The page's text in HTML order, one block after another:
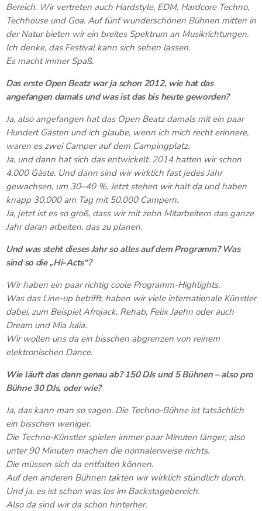
Bereich. Wir vertreten auch Hardstyle, EDM, Hardcore Techno,
Techhouse und Goa. Auf fünf wunderschönen Bühnen mitten in
der Natur bieten wir ein breites Spektrum an Musikrichtungen.
Ich denke, das Festival kann sich sehen lassen.
Es macht immer Spaß.
Das erste Open Beatz war ja schon 2012, wie hat das
angefangen damals und was ist das bis heute geworden?
Ja, also angefangen hat das Open Beatz damals mit ein paar
Hundert Gästen und ich glaube, wenn ich mich recht erinnere,
waren es zwei Camper auf dem Campingplatz.
Ja, und dann hat sich das entwickelt. 2014 hatten wir schon
4.000 Gäste. Und dann sind wir wirklich fast jedes Jahr
gewachsen, um 30–40 %. Jetzt stehen wir halt da und haben
knapp 30.000 am Tag mit 50.000 Campern.
Ja, jetzt ist es so groß, dass wir mit zehn Mitarbeitern das ganze
Jahr daran arbeiten, das zu planen.
Und was steht dieses Jahr so alles auf dem Programm? Was
sind so die „Hi-Acts“?
Wir haben ein paar richtig coole Programm-Highlights.
Was das Line-up betrifft, haben wir viele internationale Künstler
dabei, zum Beispiel Afrojack, Rehab, Felix Jaehn oder auch
Dream und Mia Julia.
Wir wollen uns da ein bisschen abgrenzen von reinem
elektronischen Dance.
Wie läuft das dann genau ab? 150 DJs und 5 Bühnen – also pro
Bühne 30 DJs, oder wie?
Ja, das kann man so sagen. Die Techno-Bühne ist tatsächlich
ein bisschen weniger.
Die Techno-Künstler spielen immer paar Minuten länger, also
unter 90 Minuten machen die normalerweise nichts.
Die müssen sich da entfalten können.
Auf den anderen Bühnen takten wir wirklich stündlich durch.
Und ja, es ist schon was los im Backstagebereich.
Also da sind wir da schon hinterher.